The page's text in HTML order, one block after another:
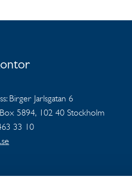
Birger Jarlsgatan 6
Box 5894, 102 40 Stockholm
33 10